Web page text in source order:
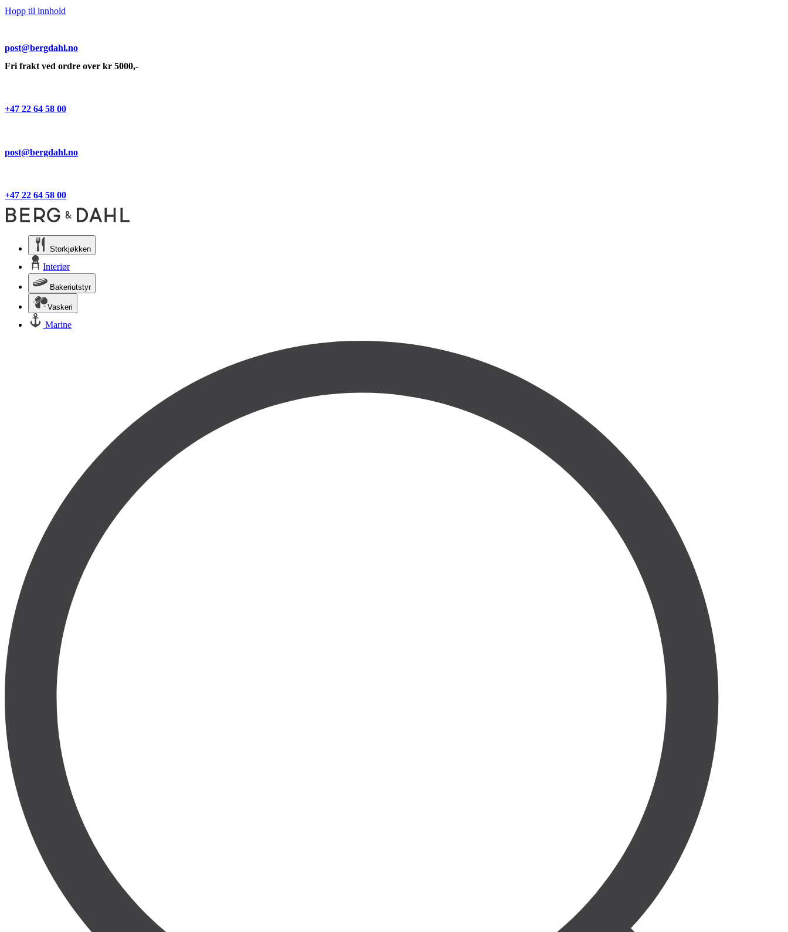
Hopp til innhold
post@bergdahl.no
Fri frakt ved ordre over kr 5000,-
+47 22 64 58 00
post@bergdahl.no
+47 22 64 58 00
Storkjøkken
Interiør
Bakeriutstyr
Vaskeri
Marine